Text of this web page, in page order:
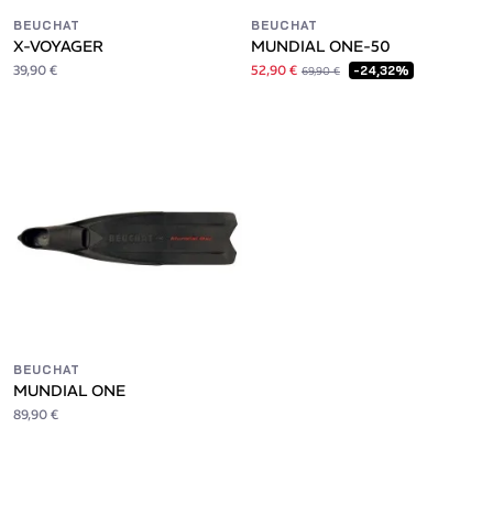
BEUCHAT
X-VOYAGER
39,90 €
BEUCHAT
MUNDIAL ONE-50
52,90 € 69,90 € -24,32%
BEUCHAT
MUNDIAL ONE
89,90 €